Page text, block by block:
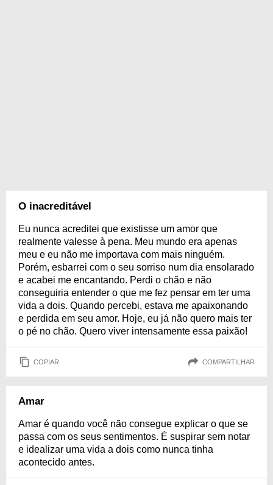
O inacreditável
Eu nunca acreditei que existisse um amor que
realmente valesse à pena. Meu mundo era apenas
meu e eu não me importava com mais ninguém.
Porém, esbarrei com o seu sorriso num dia ensolarado
e acabei me encantando. Perdi o chão e não
conseguiria entender o que me fez pensar em ter uma
vida a dois. Quando percebi, estava me apaixonando
e perdida em seu amor. Hoje, eu já não quero mais ter
o pé no chão. Quero viver intensamente essa paixão!
COPIAR COMPARTILHAR
Amar
Amar é quando você não consegue explicar o que se
passa com os seus sentimentos. É suspirar sem notar
e idealizar uma vida a dois como nunca tinha
acontecido antes.